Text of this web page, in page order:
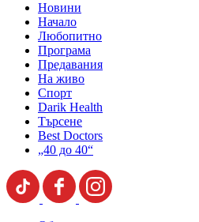
Новини
Начало
Любопитно
Програма
Предавания
На живо
Спорт
Darik Health
Търсене
Best Doctors
„40 до 40“